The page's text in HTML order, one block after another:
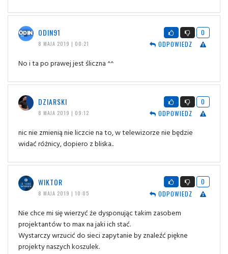
ODIN91
8 MAJA 2019 | 00:21
0
ODPOWIEDZ
No i ta po prawej jest śliczna ^^
DZIARSKI
8 MAJA 2019 | 09:12
0
ODPOWIEDZ
nic nie zmienią nie liczcie na to, w telewizorze nie będzie
widać różnicy, dopiero z bliska..
WIKTOR
8 MAJA 2019 | 10:05
0
ODPOWIEDZ
Nie chce mi się wierzyć że dysponując takim zasobem
projektantów to max na jaki ich stać.
Wystarczy wrzucić do sieci zapytanie by znaleźć piękne
projekty naszych koszulek.